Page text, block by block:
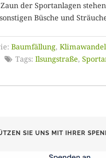
der Sportanlagen
Büsche und
Baumfällung, Klimawandel
Tags: Ilsungstraße,
SIE UNS MIT IHRER